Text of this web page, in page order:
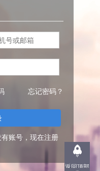
返回顶部
忘记密码？
账号，现在注册